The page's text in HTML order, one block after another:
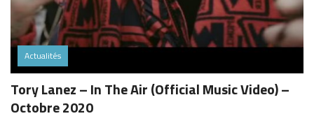
Actualités
Tory Lanez – In The Air (Official Music Video) –
Octobre 2020